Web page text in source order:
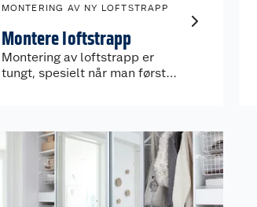
MONTERING AV NY LOFTSTRAPP
Montere loftstrapp
Montering av loftstrapp er
tungt, spesielt når man først
for å montere loftstrapp i
trevirke inkludert oppmøte.